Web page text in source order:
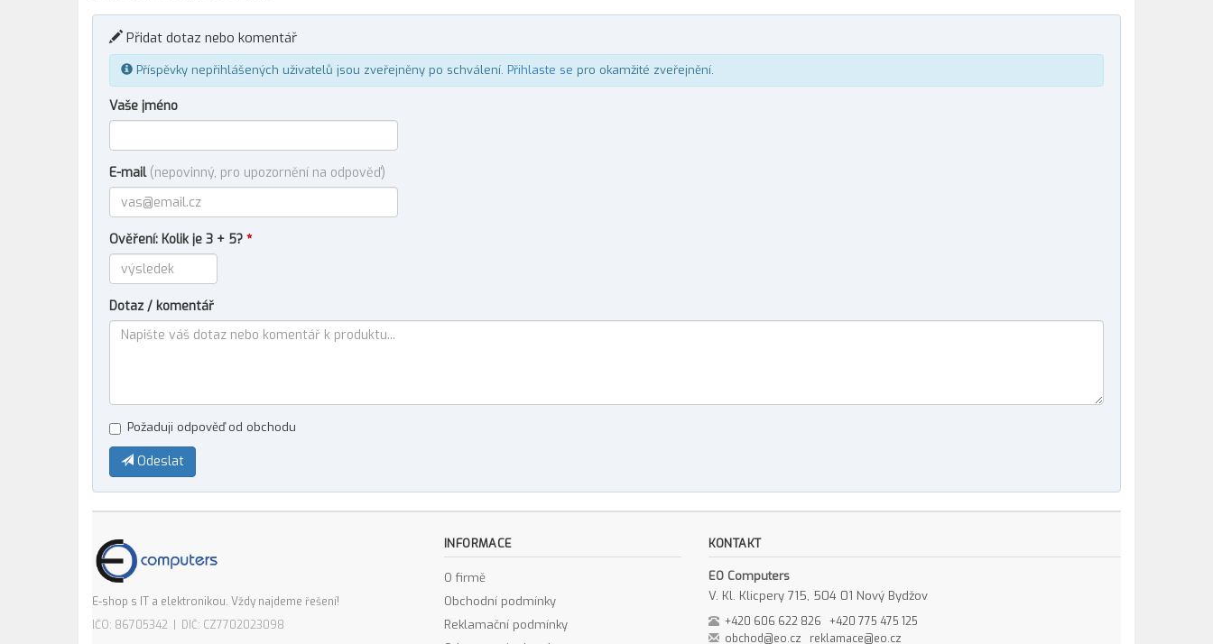
Přidat dotaz nebo komentář
Příspěvky nepřihlášených uživatelů jsou zveřejněny po schválení. Přihlaste se pro okamžité zveřejnění.
Vaše jméno
E-mail (nepovinný, pro upozornění na odpověď)
Ověření: Kolik je 3 + 5? *
Dotaz / komentář
Požaduji odpověď od obchodu
Odeslat
E-shop s IT a elektronikou. Vždy najdeme řešení!
IČO: 86705342 | DIČ: CZ7702023098
INFORMACE
O firmě
Obchodní podmínky
Reklamační podmínky
KONTAKT
EO Computers
V. Kl. Klicpery 715, 504 01 Nový Bydžov
+420 606 622 826
+420 775 475 125
obchod@eo.cz
reklamace@eo.cz